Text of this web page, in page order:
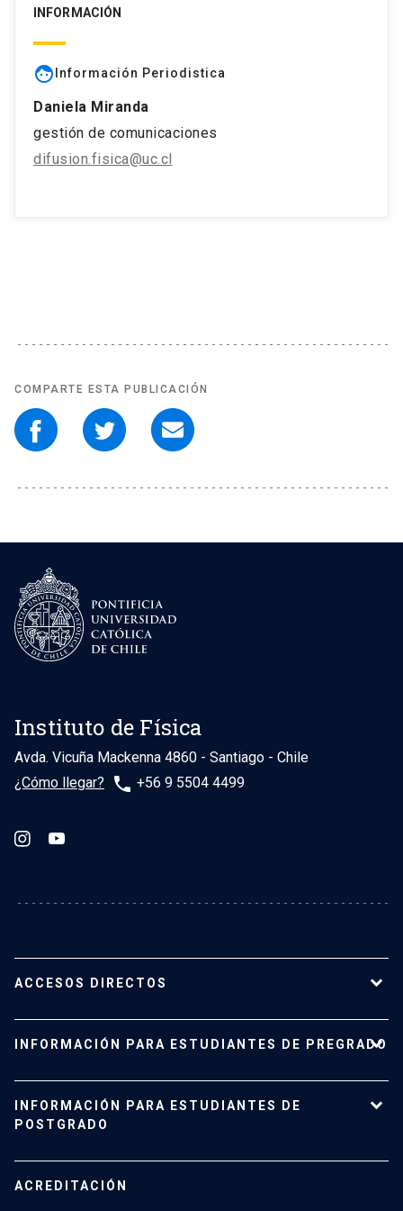
INFORMACIÓN
face Información Periodistica
Daniela Miranda
gestión de comunicaciones
difusion.fisica@uc.cl
COMPARTE ESTA PUBLICACIÓN
Instituto de Física
Avda. Vicuña Mackenna 4860 - Santiago - Chile
¿Cómo llegar?
phone +56 9 5504 4499
ACCESOS DIRECTOS
Carreras y programas
Investigación
Vinculación con el medio
Contacto
INFORMACIÓN PARA ESTUDIANTES DE PREGRADO
Mujeres en el Instituto
INFORMACIÓN PARA ESTUDIANTES DE
POSTGRADO
ACREDITACIÓN